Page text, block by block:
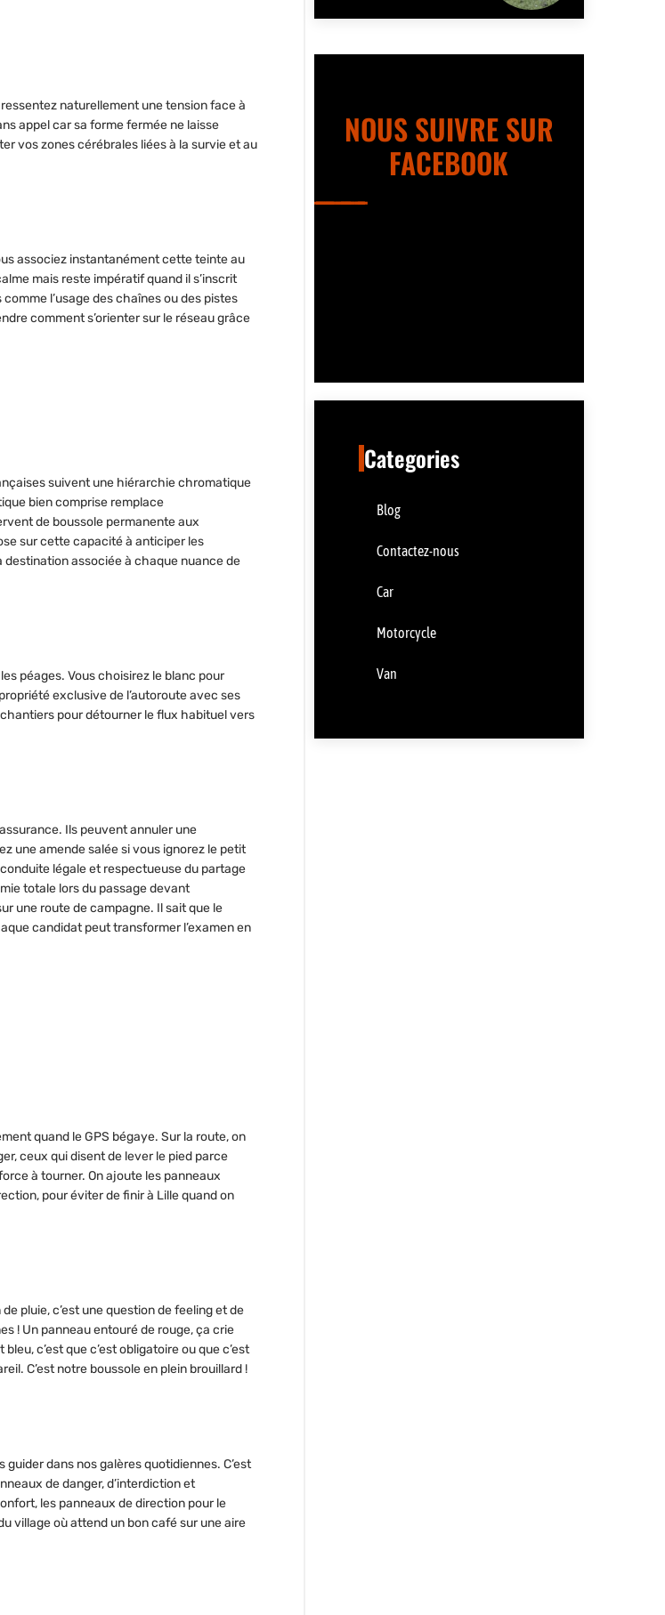
naturellement une tension face à
appel car sa forme fermée ne laisse
vos zones cérébrales liées à la survie et au
associez instantanément cette teinte au
mais reste impératif quand il s’inscrit
l’usage des chaînes ou des pistes
comment s’orienter sur le réseau grâce
suivent une hiérarchie chromatique
bien comprise remplace
de boussole permanente aux
sur cette capacité à anticiper les
associée à chaque nuance de
péages. Vous choisirez le blanc pour
exclusive de l’autoroute avec ses
pour détourner le flux habituel vers
Ils peuvent annuler une
une amende salée si vous ignorez le petit
légale et respectueuse du partage
totale lors du passage devant
une route de campagne. Il sait que le
candidat peut transformer l’examen en
quand le GPS bégaye. Sur la route, on
ceux qui disent de lever le pied parce
à tourner. On ajoute les panneaux
pour éviter de finir à Lille quand on
pluie, c’est une question de feeling et de
! Un panneau entouré de rouge, ça crie
c’est que c’est obligatoire ou que c’est
C’est notre boussole en plein brouillard !
dans nos galères quotidiennes. C’est
de danger, d’interdiction et
les panneaux de direction pour le
village où attend un bon café sur une aire
NOUS SUIVRE SUR
FACEBOOK
Categories
Blog
Contactez-nous
Car
Motorcycle
Van